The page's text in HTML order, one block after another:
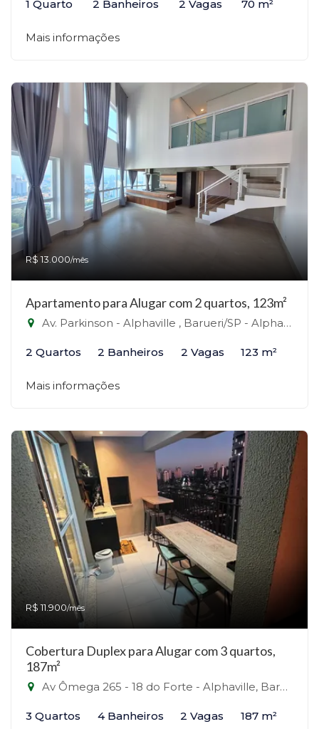
1 Quarto 2 Banheiros 2 Vagas 70 m²
Mais informações
R$ 13.000/mês
Apartamento para Alugar com 2 quartos, 123m²
Av. Parkinson - Alphaville , Barueri/SP - Alphaville, Barueri-SP
2 Quartos 2 Banheiros 2 Vagas 123 m²
Mais informações
R$ 11.900/mês
Cobertura Duplex para Alugar com 3 quartos,
187m²
Av Ômega 265 - 18 do Forte - Alphaville, Barueri - Alphaville, Barueri-SP
3 Quartos 4 Banheiros 2 Vagas 187 m²